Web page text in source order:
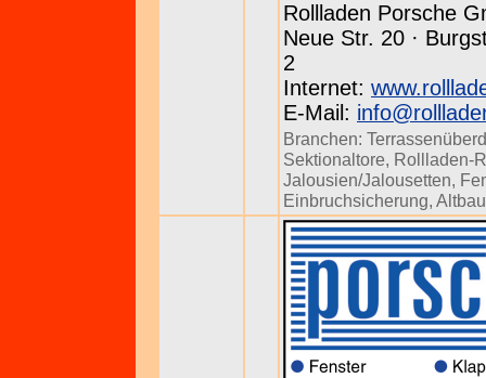
Rollladen Porsche
Neue Str. 20 ·
2
Internet:
E-Mail:
Branchen:
Sektionaltore, Rollladen-
Jalousien/Jalousetten,
Einbruchsicherung,